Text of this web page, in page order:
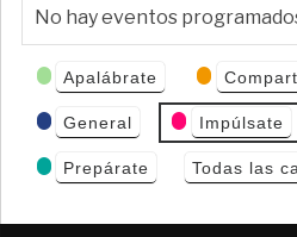
No hay eventos
Categorías
de Eventos
Apalábrate
General Impúlsate
Prepárate Todas las